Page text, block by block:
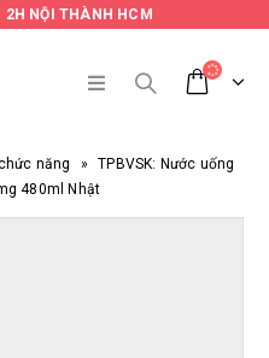
2H NỘI THÀNH HCM
năng »
TPBVSK: Nước uống
480ml Nhật